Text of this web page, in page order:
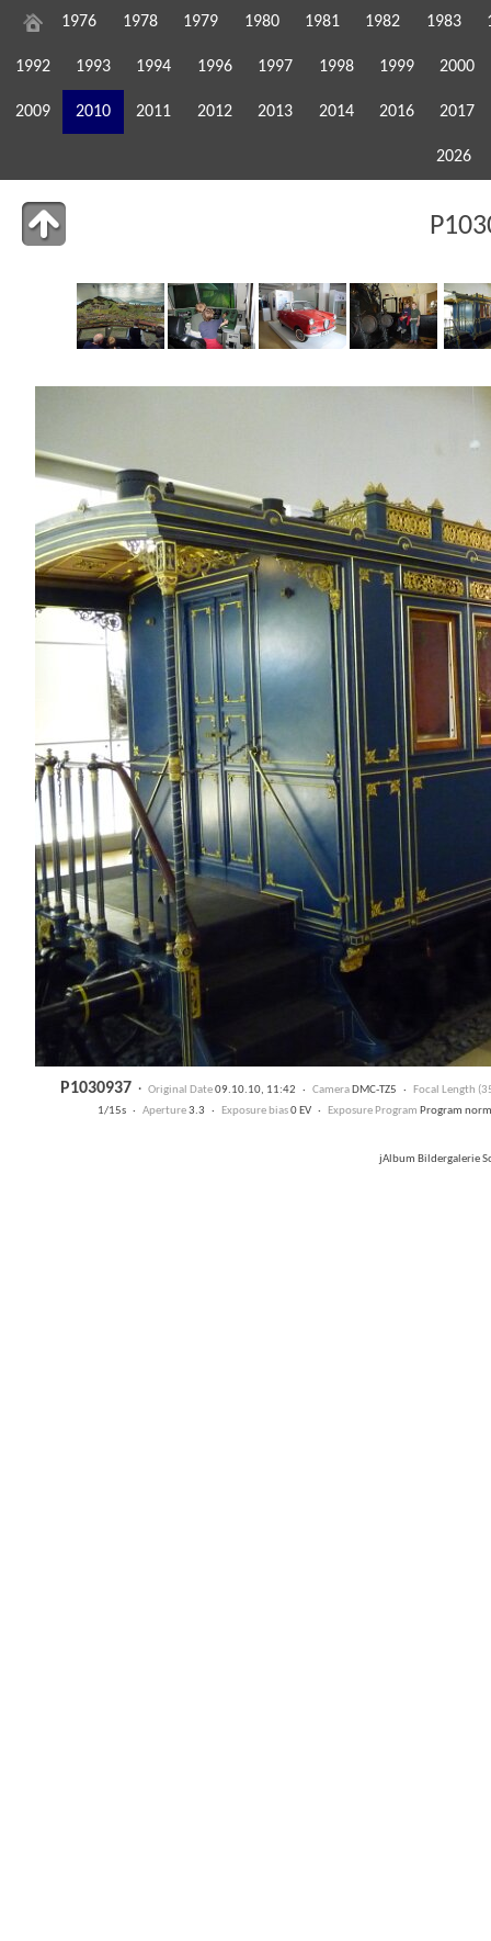
1976 1978 1979 1980 1981 1982 1983
1992 1993 1994 1996 1997 1998 1999 2000
2009 2010 2011 2012 2013 2014 2016 2017
2026
P1030937 · Original Date09.10.10, 11:42 · CameraDMC-TZ5 · Focal Length
1/15s · Aperture3.3 · Exposure bias0 EV · Exposure Program Program
jAlbum Bildergalerie